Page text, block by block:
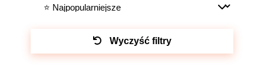
Wyczyść filtry